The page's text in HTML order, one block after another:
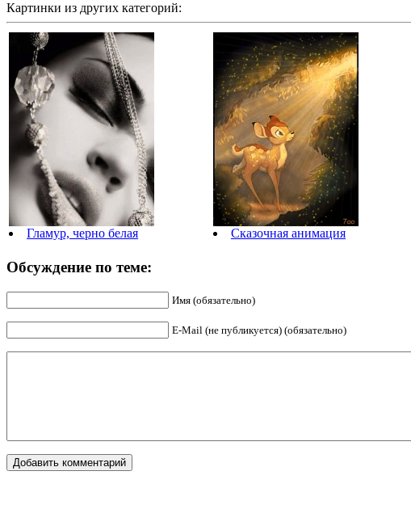
Картинки из других категорий:
Гламур, черно белая Сказочная анимация
Обсуждение по теме:
Имя (обязательно)
E-Mail (не публикуется) (обязательно)